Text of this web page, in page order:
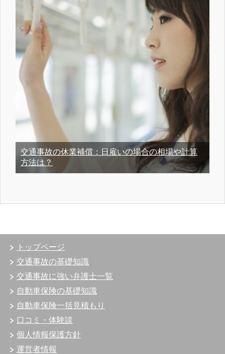
交通事故の休業補償：日雇いの場合の相場や計算
方法は？
トップページ
交通事故の基礎知識
交通事故に強い弁護士一覧
自動車保険の基礎知識
自動車保険一括見積もり
口コミ・体験談
個人情報保護方針
運営者情報